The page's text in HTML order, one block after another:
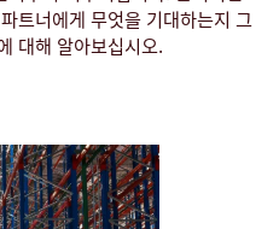
트너에게 무엇을 기대하는지 그
대해 알아보십시오.